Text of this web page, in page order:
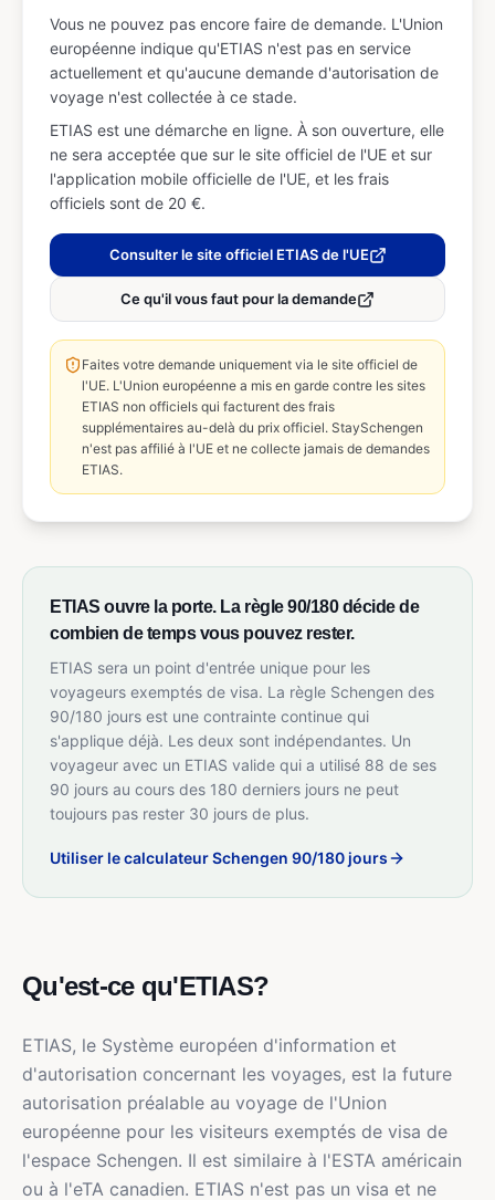
Vous ne pouvez pas encore faire de demande. L'Union
européenne indique qu'ETIAS n'est pas en service
actuellement et qu'aucune demande d'autorisation de
voyage n'est collectée à ce stade.
ETIAS est une démarche en ligne. À son ouverture, elle
ne sera acceptée que sur le site officiel de l'UE et sur
l'application mobile officielle de l'UE, et les frais
officiels sont de 20 €.
Consulter le site officiel ETIAS de l'UE
Ce qu'il vous faut pour la demande
Faites votre demande uniquement via le site officiel de
l'UE. L'Union européenne a mis en garde contre les sites
ETIAS non officiels qui facturent des frais
supplémentaires au-delà du prix officiel. StaySchengen
n'est pas affilié à l'UE et ne collecte jamais de demandes
ETIAS.
ETIAS ouvre la porte. La règle 90/180 décide de
combien de temps vous pouvez rester.
ETIAS sera un point d'entrée unique pour les
voyageurs exemptés de visa. La règle Schengen des
90/180 jours est une contrainte continue qui
s'applique déjà. Les deux sont indépendantes. Un
voyageur avec un ETIAS valide qui a utilisé 88 de ses
90 jours au cours des 180 derniers jours ne peut
toujours pas rester 30 jours de plus.
Utiliser le calculateur Schengen 90/180 jours
Qu'est-ce qu'ETIAS?
ETIAS, le Système européen d'information et
d'autorisation concernant les voyages, est la future
autorisation préalable au voyage de l'Union
européenne pour les visiteurs exemptés de visa de
l'espace Schengen. Il est similaire à l'ESTA américain
ou à l'eTA canadien. ETIAS n'est pas un visa et ne